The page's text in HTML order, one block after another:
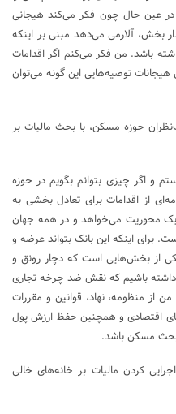
عین حال چون فکر می‌کند هیجانی
بخش، آلارمی می‌دهد مبنی بر اینکه
باشد. من فکر می‌کنم اگر اقدامات
توصیه‌هایی این گونه می‌توان
حوزه مسکن، با بحث مالیات بر
اگر چیزی بتوانم بگویم در حوزه
از اقدامات برای تعادل بخشی به
محوریت می‌خواهد و در همه جهان
برای اینکه این بانک بتواند عرضه و
از بخش‌هایی است که دچار رونق و
داشته باشیم که نقش ضد چرخه تجاری
من از منظومه، نهاد، قوانین و مقررات
اقتصادی و همچنین حفظ ارزش پول
بحث مسکن باشد.
کردن مالیات بر خانه‌های خالی